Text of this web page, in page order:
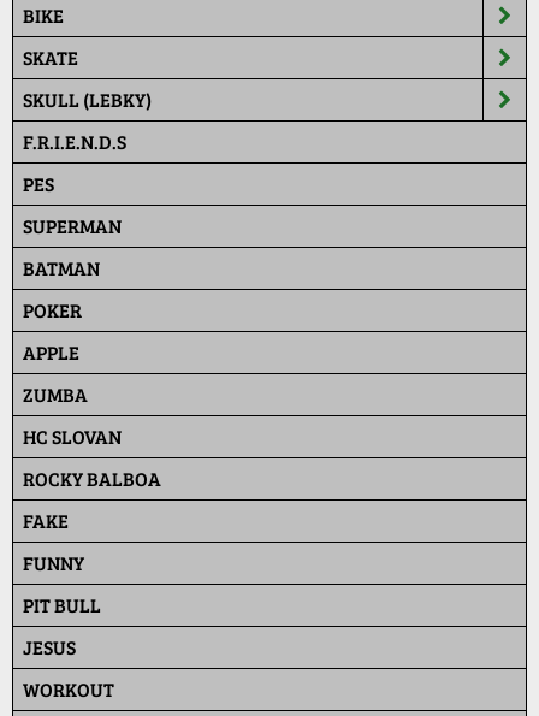
BIKE
SKATE
SKULL (LEBKY)
F.R.I.E.N.D.S
PES
SUPERMAN
BATMAN
POKER
APPLE
ZUMBA
HC SLOVAN
ROCKY BALBOA
FAKE
FUNNY
PIT BULL
JESUS
WORKOUT